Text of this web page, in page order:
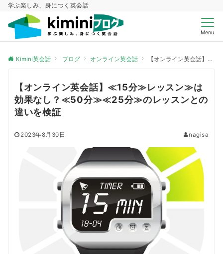
学ぶ楽しみ、身につく英会話
Menu
Kimini英会話 ブログ オンライン英会話 【オンライン英会話】≪15分≫レッスン≫は効果なし？≪50分≫≪25分≫のレッスンとの違いを検証
【オンライン英会話】≪15分≫レッスン≫は
効果なし？≪50分≫≪25分≫のレッスンとの
違いを検証
2023年8月30日 nagisa